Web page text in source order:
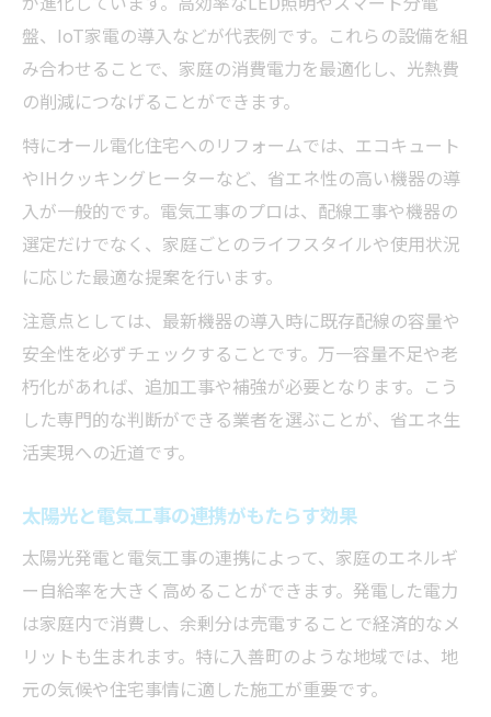
盤、IoT家電の導入などが代表例です。これらの設備を組
み合わせることで、家庭の消費電力を最適化し、光熱費
の削減につなげることができます。
特にオール電化住宅へのリフォームでは、エコキュート
やIHクッキングヒーターなど、省エネ性の高い機器の導
入が一般的です。電気工事のプロは、配線工事や機器の
選定だけでなく、家庭ごとのライフスタイルや使用状況
に応じた最適な提案を行います。
注意点としては、最新機器の導入時に既存配線の容量や
安全性を必ずチェックすることです。万一容量不足や老
朽化があれば、追加工事や補強が必要となります。こう
した専門的な判断ができる業者を選ぶことが、省エネ生
活実現への近道です。
太陽光と電気工事の連携がもたらす効果
太陽光発電と電気工事の連携によって、家庭のエネルギ
ー自給率を大きく高めることができます。発電した電力
は家庭内で消費し、余剰分は売電することで経済的なメ
リットも生まれます。特に入善町のような地域では、地
元の気候や住宅事情に適した施工が重要です。